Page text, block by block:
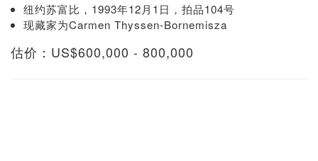
纽约苏富比，1993年12月1日，拍品104号
现藏家为Carmen Thyssen-Bornemisza
估价：US$600,000 - 800,000